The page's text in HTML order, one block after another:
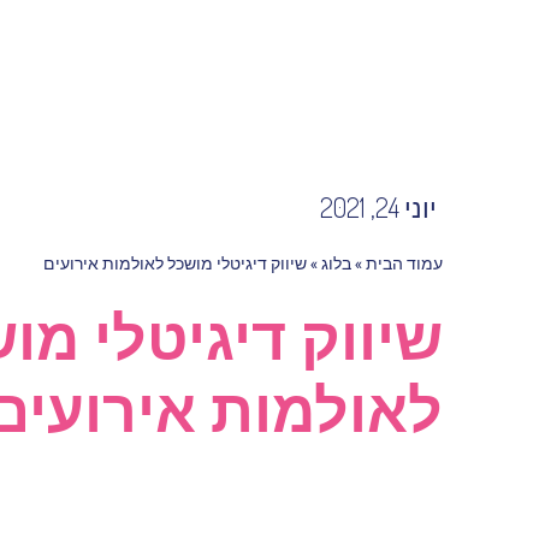
יוני 24, 2021
עמוד הבית»בלוג»שיווק דיגיטלי מושכל לאולמות אירועים
שיווק דיגיטלי
לאולמות